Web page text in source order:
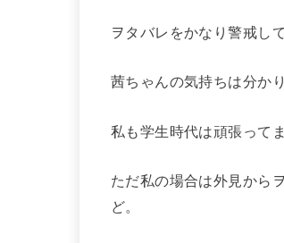
ヲタバレをかなり警戒し
茜ちゃんの気持ちは分か
私も学生時代は頑張って
ただ私の場合は外見から
ど。